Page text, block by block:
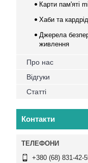
Карти пам'яті
Хаби та
Джерела
живлення
Про нас
Відгуки
Статті
Контакти
+380 (68) 831-42-